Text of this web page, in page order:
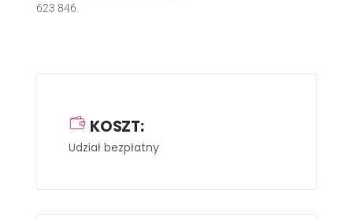
623 846.
KOSZT:
Udział bezpłatny